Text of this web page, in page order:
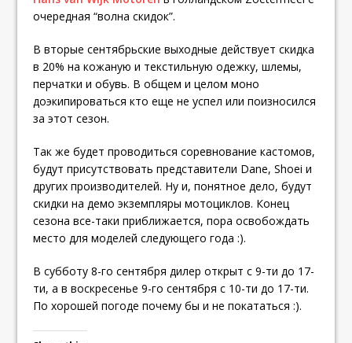
очередная “волна скидок”.
В вторые сентябрьские выходные действует скидка
в 20% на кожаную и текстильную одежку, шлемы,
перчатки и обувь. В общем и целом моно
доэкипироваться кто еще не успел или поизносился
за этот сезон.
Так же будет проводиться соревнование кастомов,
будут присутствовать представители Dane, Shoei и
других производителей. Ну и, понятное дело, будут
скидки на демо экземпляры мотоциклов. Конец
сезона все-таки приближается, пора освобождать
место для моделей следующего года :).
В субботу 8-го сентября дилер открыт с 9-ти до 17-
ти, а в воскресенье 9-го сентября с 10-ти до 17-ти.
По хорошей погоде почему бы и не покататься :).